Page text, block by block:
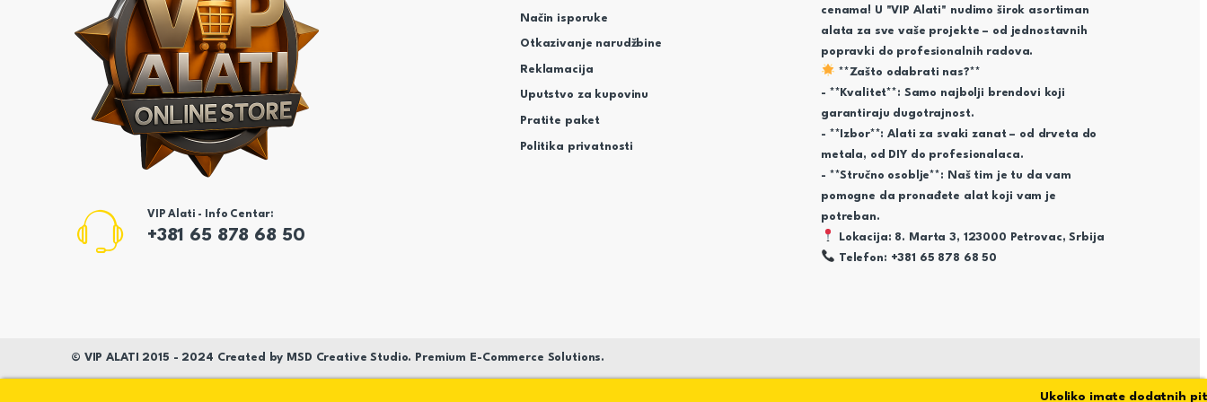
VIP Alati - Info Centar:
+381 65 878 68 50
Način isporuke
Otkazivanje narudžbine
Reklamacija
Uputstvo za kupovinu
Pratite paket
Politika privatnosti
cenama! U "VIP Alati" nudimo širok asortiman
alata za sve vaše projekte – od jednostavnih
popravki do profesionalnih radova.
**Zašto odabrati nas?**
- **Kvalitet**: Samo najbolji brendovi koji
garantiraju dugotrajnost.
- **Izbor**: Alati za svaki zanat – od drveta do
metala, od DIY do profesionalaca.
- **Stručno osoblje**: Naš tim je tu da vam
pomogne da pronađete alat koji vam je
potreban.
Lokacija: 8. Marta 3, 123000 Petrovac, Srbija
Telefon: +381 65 878 68 50
© VIP ALATI 2015 - 2024 Created by MSD Creative Studio. Premium E-Commerce Solutions.
Ukoliko imate dodatnih